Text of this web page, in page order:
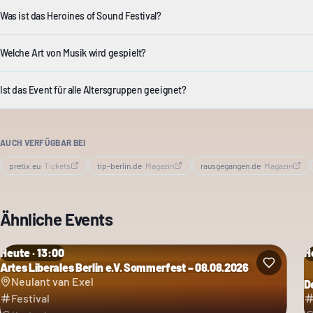
Was ist das Heroines of Sound Festival?
Welche Art von Musik wird gespielt?
Ist das Event für alle Altersgruppen geeignet?
AUCH VERFÜGBAR BEI
pretix.eu· Tickets tip-berlin.de· Magazin rausgegangen.de· Magazin
Ähnliche Events
Heute · 13:00
Artes Liberales Berlin e.V. Sommerfest – 08.08.2026
Neulant van Exel
Festival
Kategorie: Festival